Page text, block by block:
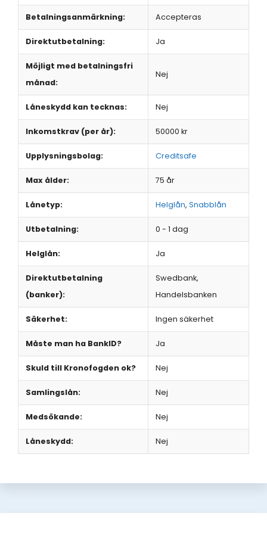
Betalningsanmärkning: Accepteras
Direktutbetalning: Ja
Möjligt med betalningsfri
månad:
Nej
Låneskydd kan tecknas: Nej
Inkomstkrav (per år): 50000 kr
Upplysningsbolag: Creditsafe
Max ålder: 75 år
Lånetyp: Helglån, Snabblån
Utbetalning: 0 - 1 dag
Helglån: Ja
Direktutbetalning
(banker):
Swedbank,
Handelsbanken
Säkerhet: Ingen säkerhet
Måste man ha BankID? Ja
Skuld till Kronofogden ok? Nej
Samlingslån: Nej
Medsökande: Nej
Låneskydd: Nej